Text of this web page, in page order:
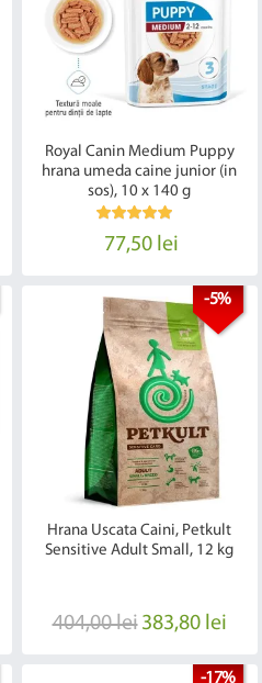
Royal Canin Medium Puppy
hrana umeda caine junior (in
sos), 10 x 140 g
77,50 lei
-5%
Hrana Uscata Caini, Petkult
Sensitive Adult Small, 12 kg
404,00 lei 383,80 lei
-17%